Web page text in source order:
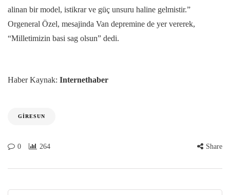
alinan bir model, istikrar ve güç unsuru haline gelmistir.”
Orgeneral Özel, mesajinda Van depremine de yer vererek,
“Milletimizin basi sag olsun” dedi.
Haber Kaynak: Internethaber
GIRESUN
0 264 Share